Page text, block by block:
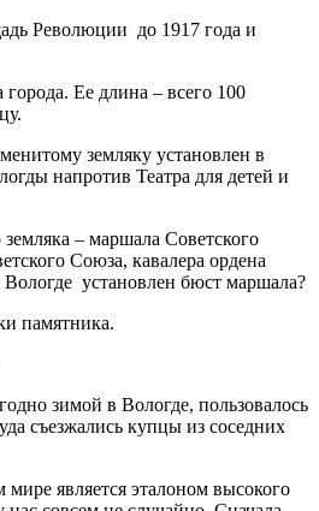
Революции до 1917 года и
Ее длина – всего 100
земляку установлен в
напротив Театра для детей и
– маршала Советского
Союза, кавалера ордена
Вологде установлен бюст маршала?
памятника.
зимой в Вологде, пользовалось
съезжались купцы из соседних
является эталоном высокого